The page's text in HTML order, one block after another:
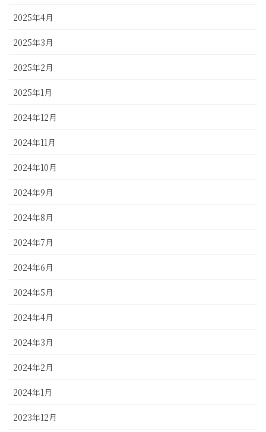
2025年4月
2025年3月
2025年2月
2025年1月
2024年12月
2024年11月
2024年10月
2024年9月
2024年8月
2024年7月
2024年6月
2024年5月
2024年4月
2024年3月
2024年2月
2024年1月
2023年12月